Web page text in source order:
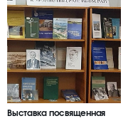
Выставка посвященная